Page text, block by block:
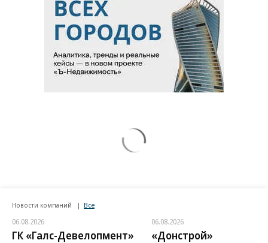
Новости компаний Все
06.08.2026
ГК «Галс-Девелопмент»
06.08.2026
«Донстрой»